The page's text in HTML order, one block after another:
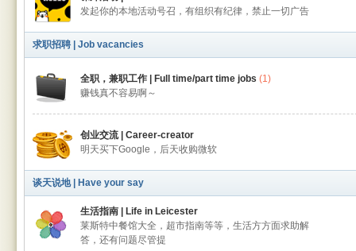
发起你的本地活动号召，有组织有纪律，禁止一切广告
求职招聘 | Job vacancies
全职，兼职工作 | Full time/part time jobs (1)
赚钱真不容易啊～
创业交流 | Career-creator
明天买下Google，后天收购微软
谈天说地 | Have your say
生活指南 | Life in Leicester
莱斯特中餐馆大全，超市指南等等，生活方方面求助解
答，还有问题尽管提